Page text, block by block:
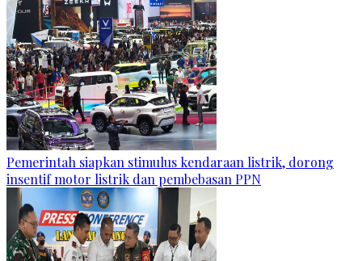
Pemerintah siapkan stimulus kendaraan listrik, dorong
insentif motor listrik dan pembebasan PPN